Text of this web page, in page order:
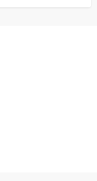
два
будет
УК